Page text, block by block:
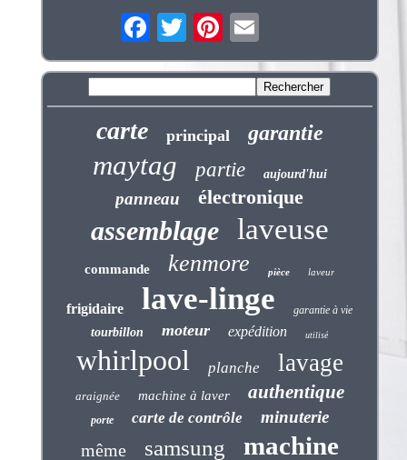
carte principal garantie
maytag partie aujourd'hui
panneau électronique
assemblage laveuse
commande kenmore pièce laveur
frigidaire lave-linge garantie à vie
tourbillon moteur expédition utilisé
whirlpool planche lavage
araignée machine à laver authentique
porte carte de contrôle minuterie
même samsung machine